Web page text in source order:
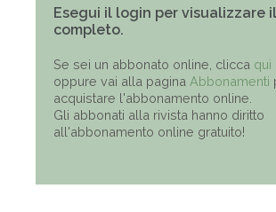
Esegui il login per visualizzare
completo.
Se sei un abbonato online, clicca qui
oppure vai alla pagina Abbonamenti
acquistare l'abbonamento online.
Gli abbonati alla rivista hanno diritto
all'abbonamento online gratuito!